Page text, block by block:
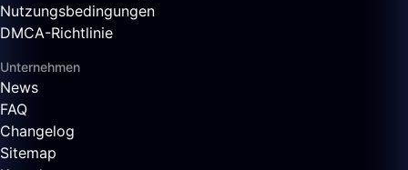
Nutzungsbedingungen
DMCA-Richtlinie
Unternehmen
News
FAQ
Changelog
Sitemap